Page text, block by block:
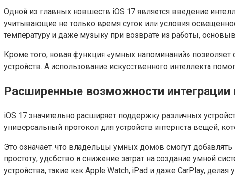
Одной из главных новшеств iOS 17 является введение
учитывающие не только время суток или условия
температуру и даже музыку при возврате из работы,
Кроме того, новая функция «умных напоминаний»
устройств. А использование искусственного интеллекта
Расширенные возможности интеграции
iOS 17 значительно расширяет поддержку различных
универсальный протокол для устройств интернета вещей,
Это означает, что владельцы умных домов смогут
простоту, удобство и снижение затрат на создание умной
устройства, такие как Apple Watch, iPad и даже CarPlay,